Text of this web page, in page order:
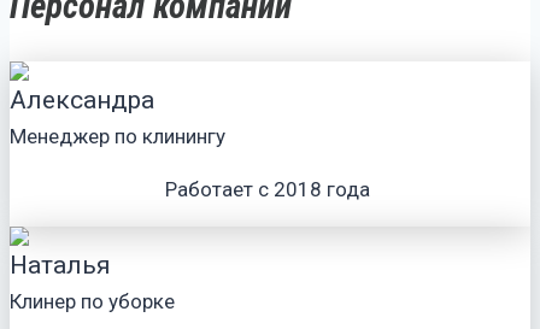
Александра
Менеджер по клинингу
Работает с 2018 года
Наталья
Клинер по уборке